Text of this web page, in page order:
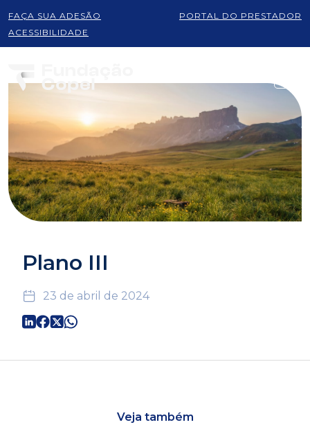
FAÇA SUA ADESÃO
PORTAL DO PRESTADOR
ACESSIBILIDADE
Plano III
23 de abril de 2024
Veja também